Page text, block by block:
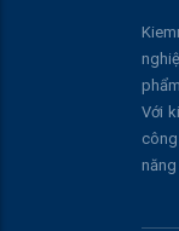
Với